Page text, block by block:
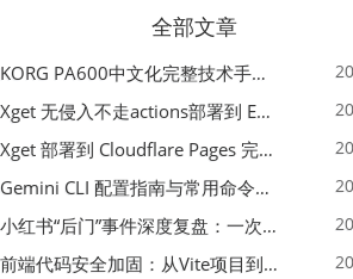
全部文章
KORG PA600中文化完整技术手册 - 从逆向到实现的全流程指南
Xget 无侵入不走actions部署到 EdgeOne Pages 指南
Xget 部署到 Cloudflare Pages 完整指南 - 无需修改源码的构建配置
Gemini CLI 配置指南与常用命令中文翻译 | API Key、MCP、代理设置
小红书“后门”事件深度复盘：一次沉默危机下的品牌、技术与流程三重考验
前端代码安全加固：从Vite项目到纯静态页面的深度混淆技术备忘